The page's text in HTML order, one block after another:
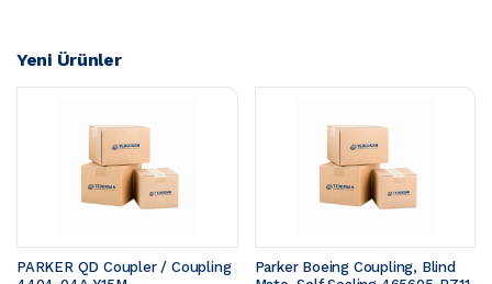
Yeni Ürünler
PARKER QD Coupler / Coupling
Parker Boeing Coupling, Blind